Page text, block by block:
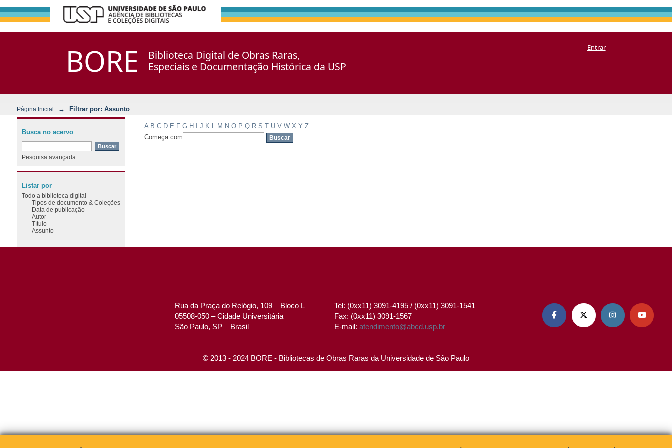
BORE
Biblioteca Digital de Obras Raras,
Especiais e Documentação Histórica da USP
Entrar
Página Inicial → Filtrar por: Assunto
A B C D E F G H J K M N O P Q R S T U V W X Y Z
Começa com
Busca no acervo
Pesquisa avançada
Listar por
Todo a biblioteca digital
Tipos de documento & Coleções
Data de publicação
Autor
Título
Assunto
Rua da Praça do Relógio, 109 – Bloco L
05508-050 – Cidade Universitária
São Paulo, SP – Brasil
Tel: (0xx11) 3091-4195 / (0xx11) 3091-1541
Fax: (0xx11) 3091-1567
E-mail:atendimento@abcd.usp.br
   
© 2013 - 2024 BORE - Bibliotecas de Obras Raras da Universidade de São Paulo